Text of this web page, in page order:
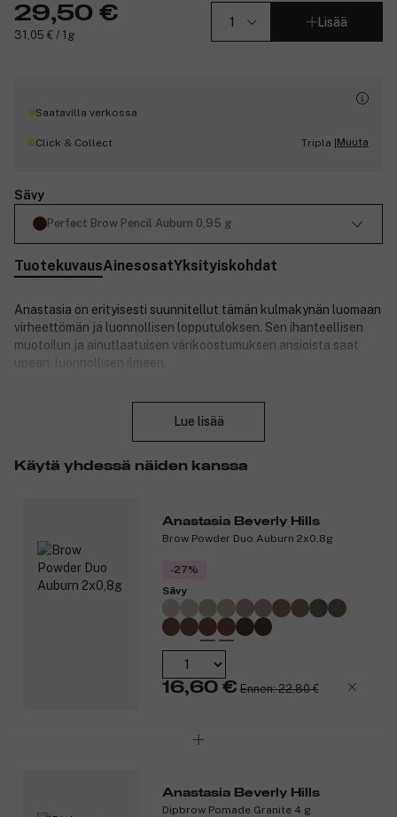
29,50 €
31,05 € / 1g
Lisää
Saatavilla verkossa
Click & Collect Tripla |Muuta
Sävy
Perfect Brow Pencil Auburn 0,95 g
TuotekuvausAinesosatYksityiskohdat
Anastasia on erityisesti suunnitellut tämän kulmakynän luomaan
virheettömän ja luonnollisen lopputuloksen. Sen ihanteellisen
muotoilun ja ainutlaatuisen värikoostumuksen ansioista saat
upean, luonnollisen ilmeen.
kaikille, jotka haluavat tuuheammat kulmakarvat.
Väri on helppo levittää ja kynän voi helposti pakata mukaan.
Perfect Brow Pencil sopii täydellisesti meikkilaukkuusi!
Lue lisää
Käytä yhdessä näiden kanssa
Anastasia Beverly Hills
Brow Powder Duo Auburn 2x0,8g
-27%
Sävy
16,60 € Ennen: 22,80 €
Anastasia Beverly Hills
Dipbrow Pomade Granite 4 g